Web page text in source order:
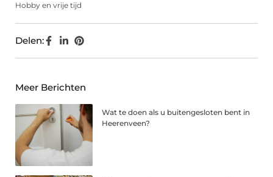
Hobby en vrije tijd
Delen:
Meer Berichten
Wat te doen als u buitengesloten bent in
Heerenveen?